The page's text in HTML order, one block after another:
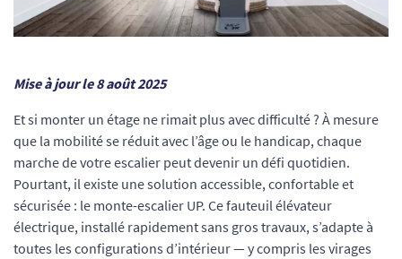
Mise à jour le 8 août 2025
Et si monter un étage ne rimait plus avec difficulté ? À mesure
que la mobilité se réduit avec l’âge ou le handicap, chaque
marche de votre escalier peut devenir un défi quotidien.
Pourtant, il existe une solution accessible, confortable et
sécurisée : le monte-escalier UP. Ce fauteuil élévateur
électrique, installé rapidement sans gros travaux, s’adapte à
toutes les configurations d’intérieur — y compris les virages